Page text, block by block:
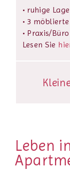
• ruhige
• 3
• Praxis/
Lesen Sie
Leben